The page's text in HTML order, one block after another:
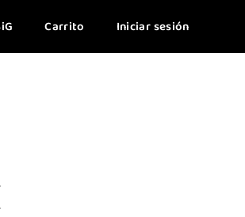
Carrito Iniciar sesión
casa?